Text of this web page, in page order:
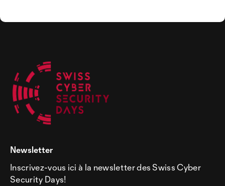
Newsletter
Inscrivez-vous ici à la newsletter des Swiss Cyber
Security Days!